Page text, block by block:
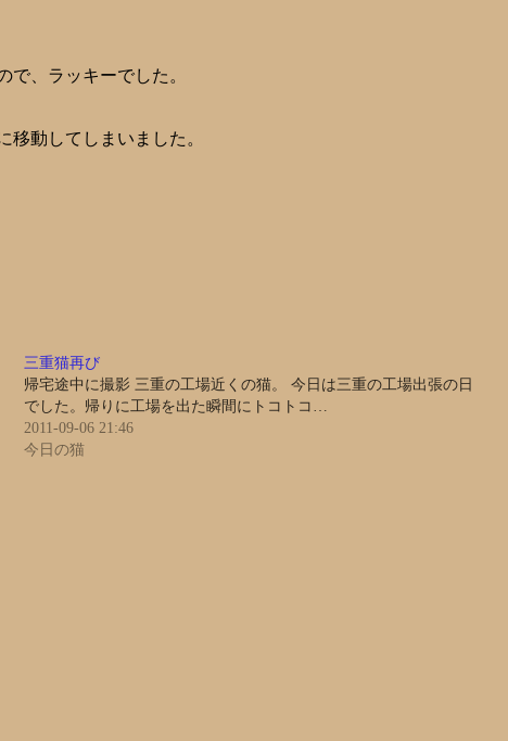
、ラッキーでした。
動してしまいました。
三重猫再び
帰宅途中に撮影 三重の工場近くの猫。 今日は三重の工場出張の日
でした。帰りに工場を出た瞬間にトコトコ…
2011-09-06 21:46
今日の猫